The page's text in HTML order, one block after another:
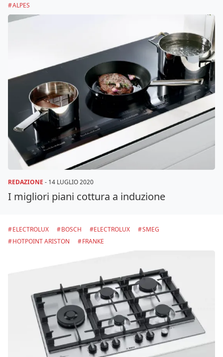
ALPES
REDAZIONE - 14 LUGLIO 2020
I migliori piani cottura a induzione
ELECTROLUX BOSCH ELECTROLUX
SMEG
HOTPOINT ARISTON
FRANKE